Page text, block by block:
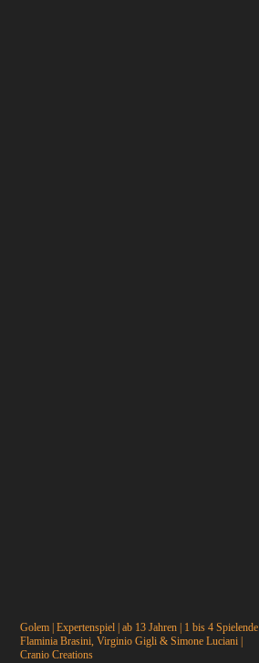
Golem | Expertenspiel | ab 13 Jahren | 1 bis 4 Spielende |
Flaminia Brasini, Virginio Gigli & Simone Luciani |
Cranio Creations